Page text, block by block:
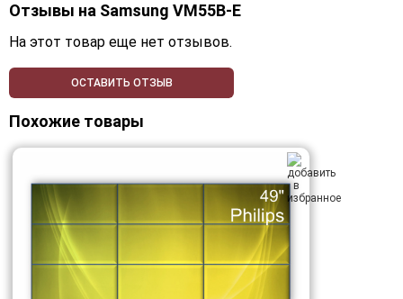
Отзывы на Samsung VM55B-E
На этот товар еще нет отзывов.
ОСТАВИТЬ ОТЗЫВ
Похожие товары